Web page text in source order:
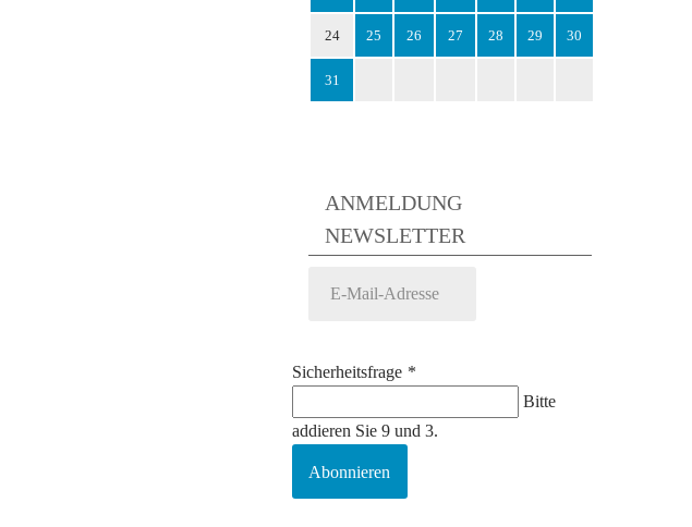
24 25 26 27 28 29 30
31
ANMELDUNG
NEWSLETTER
Sicherheitsfrage *
Bitte
addieren Sie 9 und 3.
Abonnieren